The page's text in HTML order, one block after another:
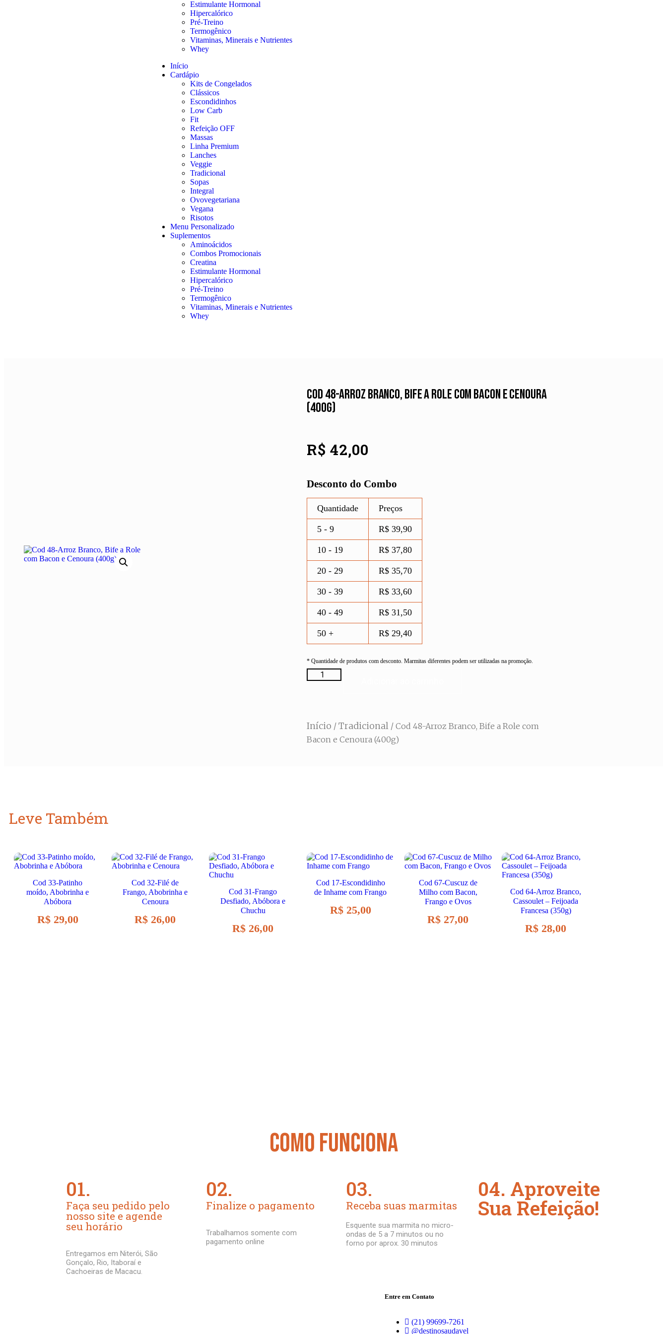
Estimulante Hormonal
Hipercalórico
Pré-Treino
Termogênico
Vitaminas, Minerais e Nutrientes
Whey
Início
Cardápio
Kits de Congelados
Clássicos
Escondidinhos
Low Carb
Fit
Refeição OFF
Massas
Linha Premium
Lanches
Veggie
Tradicional
Sopas
Integral
Ovovegetariana
Vegana
Risotos
Menu Personalizado
Suplementos
Aminoácidos
Combos Promocionais
Creatina
Estimulante Hormonal
Hipercalórico
Pré-Treino
Termogênico
Vitaminas, Minerais e Nutrientes
Whey
Cod 48-Arroz Branco, Bife a Role com Bacon e Cenoura
(400g)
R$ 42,00
Desconto do Combo
Quantidade Preços
5 - 9 R$ 39,90
10 - 19 R$ 37,80
20 - 29 R$ 35,70
30 - 39 R$ 33,60
40 - 49 R$ 31,50
50 + R$ 29,40
* Quantidade de produtos com desconto. Marmitas diferentes podem ser utilizadas na promoção.
Início / Tradicional / Cod 48-Arroz Branco, Bife a Role com
Bacon e Cenoura (400g)
Leve Também
Cod 33-Patinho
moído, Abobrinha e
Abóbora
R$29,00
Cod 32-Filé de
Frango, Abobrinha e
Cenoura
R$ 26,00
Cod 31-Frango
Desfiado, Abóbora e
Chuchu
R$ 26,00
Cod 17-Escondidinho
de Inhame com Frango
R$25,00
Cod 67-Cuscuz de
Milho com Bacon,
Frango e Ovos
R$ 27,00
Cod 64-Arroz Branco,
Cassoulet – Feijoada
Francesa (350g)
R$ 28,00
COMO FUNCIONA
01.
Faça seu pedido pelo
nosso site e agende
seu horário
Entregamos em Niterói, São
Gonçalo, Rio, Itaboraí e
Cachoeiras de Macacu.
02.
Finalize o pagamento
Trabalhamos somente com
pagamento online
03.
Receba suas marmitas
Esquente sua marmita no micro-
ondas de 5 a 7 minutos ou no
forno por aprox. 30 minutos
04. Aproveite
Sua Refeição!
Entre em Contato
(21) 99699-7261
@destinosaudavel